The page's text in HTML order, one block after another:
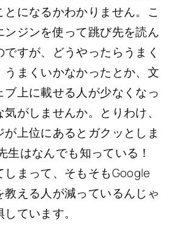
とになるかわかりません。こ
ンジンを使って跳び先を読ん
すが、どうやったらうまく
うまくいかなかったとか、文
ブ上に載せる人が少なくなっ
がしませんか。とりわけ、
が上位にあるとガクッとしま
生はなんでも知っている！
しまって、そもそもGoogle
教える人が減っているんじゃ
ています。